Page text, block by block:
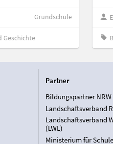
Grundschule
Geschichte
Partner
Bildungspartner NRW
Landschaftsverband
Landschaftsverband
(LWL)
Ministerium für